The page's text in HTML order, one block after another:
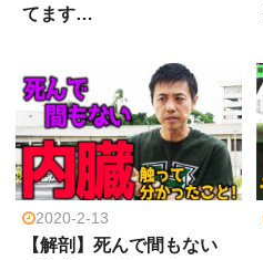
てます…
2020-2-13
【解剖】死んで間もない